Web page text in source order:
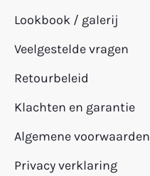
Lookbook / galerij
Veelgestelde vragen
Retourbeleid
Klachten en garantie
Algemene voorwaarden
Privacy verklaring